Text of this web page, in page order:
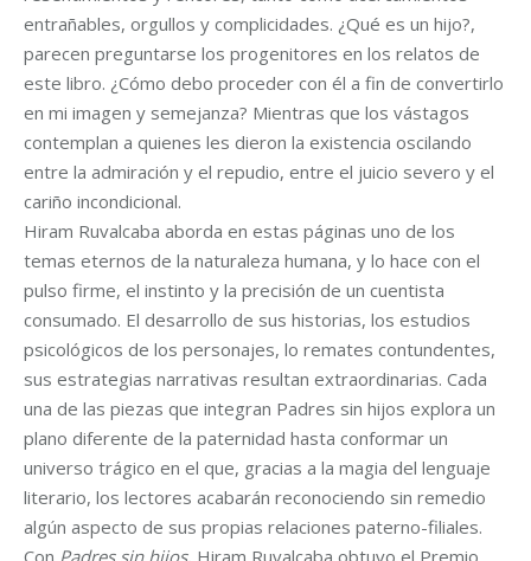
entrañables, orgullos y complicidades. ¿Qué es un hijo?,
parecen preguntarse los progenitores en los relatos de
este libro. ¿Cómo debo proceder con él a fin de convertirlo
en mi imagen y semejanza? Mientras que los vástagos
contemplan a quienes les dieron la existencia oscilando
entre la admiración y el repudio, entre el juicio severo y el
cariño incondicional.
Hiram Ruvalcaba aborda en estas páginas uno de los
temas eternos de la naturaleza humana, y lo hace con el
pulso firme, el instinto y la precisión de un cuentista
consumado. El desarrollo de sus historias, los estudios
psicológicos de los personajes, lo remates contundentes,
sus estrategias narrativas resultan extraordinarias. Cada
una de las piezas que integran Padres sin hijos explora un
plano diferente de la paternidad hasta conformar un
universo trágico en el que, gracias a la magia del lenguaje
literario, los lectores acabarán reconociendo sin remedio
algún aspecto de sus propias relaciones paterno-filiales.
Con Padres sin hijos, Hiram Ruvalcaba obtuvo el Premio